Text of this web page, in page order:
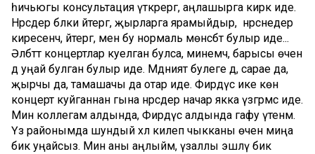
һичьюгы консультация үткәрергә, аңлашырга кирәк иде.
Нәрсәдер бәлки әйтергә, җырларга ярамыйдыр, ә нәрсәнедер
киресенчә, әйтергә, менә бу нормаль мөнәсәбәт булыр иде...
Әлбәттә концертлар куелган булса, минемчә, барысы өчен
дә уңай булган булыр иде. Мәдәният булеге дә, сарае да,
җырчы да, тамашачы да отар иде. Фирдүс ике көн
концерт куйганнан гына нәрсәдер начар якка үзгәрмәс иде.
Мин коллегам алдында, Фирдүс алдында гафу үтенәм.
Үз районымда шундый хәл килеп чыкканы өчен миңа
бик уңайсыз. Мин аны аңлыйм, үзаллы эшләү бик